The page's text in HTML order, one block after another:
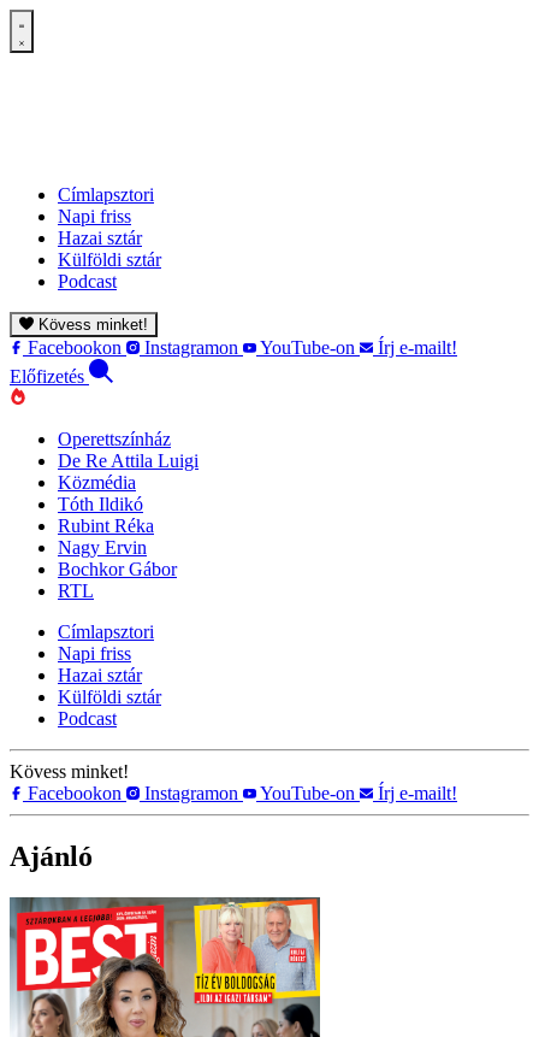
Címlapsztori
Napi friss
Hazai sztár
Külföldi sztár
Podcast
Kövess minket!
Facebookon Instagramon YouTube-on
Írj e-mailt!
Előfizetés
Operettszínház
De Re Attila Luigi
Közmédia
Tóth Ildikó
Rubint Réka
Nagy Ervin
Bochkor Gábor
RTL
Címlapsztori
Napi friss
Hazai sztár
Külföldi sztár
Podcast
Kövess minket!
Facebookon
Instagramon YouTube-on Írj e-mailt!
Ajánló